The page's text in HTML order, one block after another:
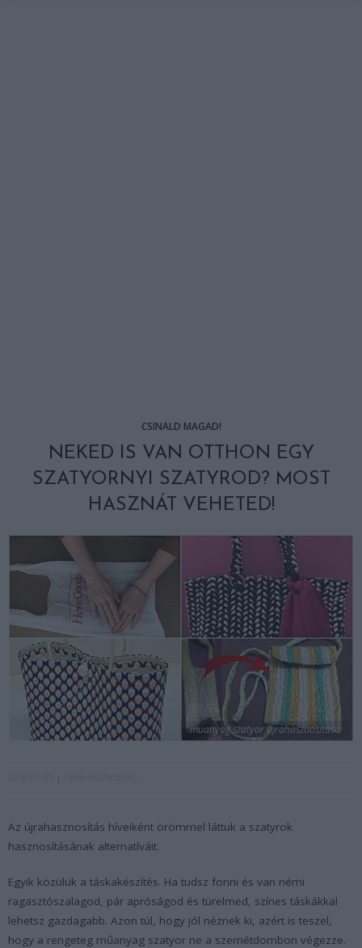
CSINÁLD MAGAD!
NEKED IS VAN OTTHON EGY
SZATYORNYI SZATYROD? MOST
HASZNÁT VEHETED!
muanyag szatyor ujrahasznositasa
Az újrahasznosítás híveiként örömmel láttuk a szatyrok
hasznosításának alternatíváit.
Egyik közülük a táskakészítés. Ha tudsz fonni és van némi
ragasztószalagod, pár apróságod és türelmed, színes táskákkal
lehetsz gazdagabb. Azon túl, hogy jól néznek ki, azért is teszel,
hogy a rengeteg műanyag szatyor ne a szemétdombon végezze.